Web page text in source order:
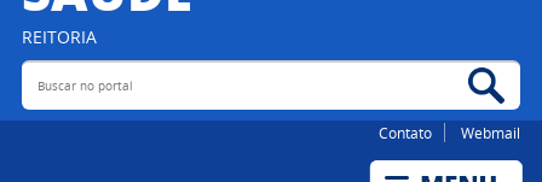
REITORIA
Buscar no portal
Contato Webmail